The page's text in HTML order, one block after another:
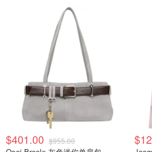
$401.00 $955.00